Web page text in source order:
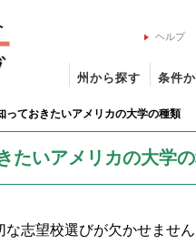
ヘルプ
州から探す 条件
っておきたいアメリカの大学の種類
たいアメリカの大学
志望校選びが欠かせません